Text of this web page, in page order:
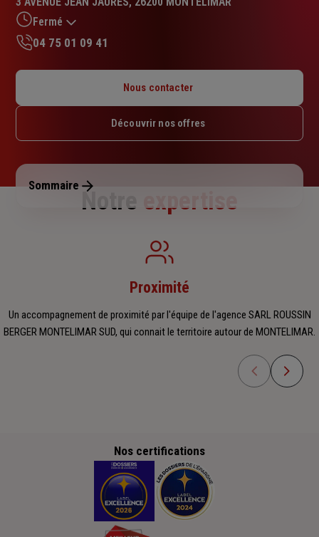
5.0
sur
5
étoiles
Fermé
Dimanche : Fermé
04 75 01 09 41
Nous contacter
Découvrir nos offres
Sommaire
Notre expertise
Proximité
Un accompagnement de proximité par l'équipe de l'agence SARL ROUSSIN
BERGER MONTELIMAR SUD, qui connait le territoire autour de MONTELIMAR.
Nos certifications